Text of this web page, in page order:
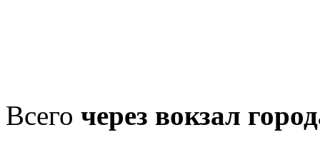
Всего через вокзал